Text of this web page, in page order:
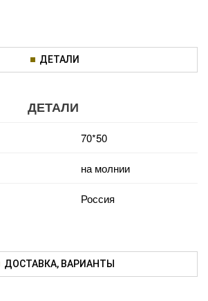
ДЕТАЛИ
ДЕТАЛИ
70*50
на молнии
Россия
ДОСТАВКА, ВАРИАНТЫ